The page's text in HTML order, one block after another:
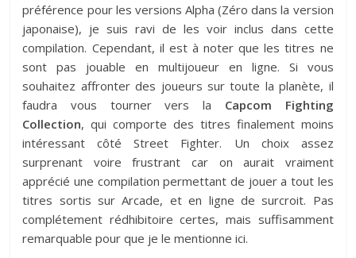
préférence pour les versions Alpha (Zéro dans la version
japonaise), je suis ravi de les voir inclus dans cette
compilation. Cependant, il est à noter que les titres ne
sont pas jouable en multijoueur en ligne. Si vous
souhaitez affronter des joueurs sur toute la planète, il
faudra vous tourner vers la Capcom Fighting
Collection, qui comporte des titres finalement moins
intéressant côté Street Fighter. Un choix assez
surprenant voire frustrant car on aurait vraiment
apprécié une compilation permettant de jouer a tout les
titres sortis sur Arcade, et en ligne de surcroit. Pas
complétement rédhibitoire certes, mais suffisamment
remarquable pour que je le mentionne ici.